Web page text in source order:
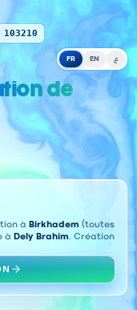
FR EN ع
103210
de
à Birkhadem (toutes
à Dely Brahim. Création